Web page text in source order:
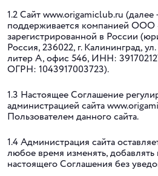
1.2 Сайт www.origamiclub.ru (далее
поддерживается компанией ООО
зарегистрированной в России
Россия, 236022, г. Калининград,
литер А, офис 546, ИНН:
ОГРН: 1043917003723).
1.3 Настоящее Соглашение
администрацией сайта
Пользователем данного сайта.
1.4 Администрация сайта
любое время изменять, добавлять
настоящего Соглашения без